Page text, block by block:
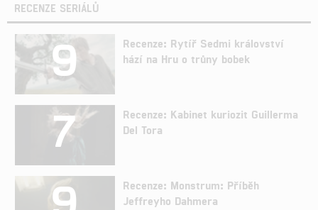
RECENZE SERIÁLŮ
9
Recenze: Rytíř Sedmi království
hází na Hru o trůny bobek
7
Recenze: Kabinet kuriozit Guillerma
Del Tora
Recenze: Monstrum: Příběh
Jeffreyho Dahmera